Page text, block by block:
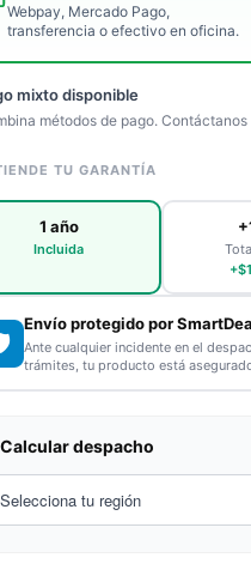
Webpay, Mercado Pago,
transferencia o efectivo en oficina.
mixto disponible
métodos de pago.
TU GARANTÍA
1 año
Incluida
Envío protegido por
Ante cualquier incidente en el
trámites, tu producto está
despacho